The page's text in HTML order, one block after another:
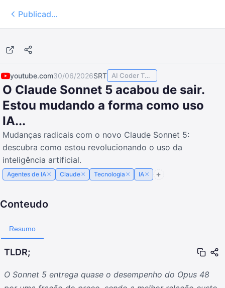
Publicados
youtube.com30/06/2026SRT AI Coder TODAY
O Claude Sonnet 5 acabou de sair.
Estou mudando a forma como uso
IA...
Mudanças radicais com o novo Claude Sonnet 5:
descubra como estou revolucionando o uso da
inteligência artificial.
Agentes de IA× Claude× Tecnologia × IA×
Conteudo
Resumo
TLDR;
O Sonnet 5 entrega quase o desempenho do Opus 48